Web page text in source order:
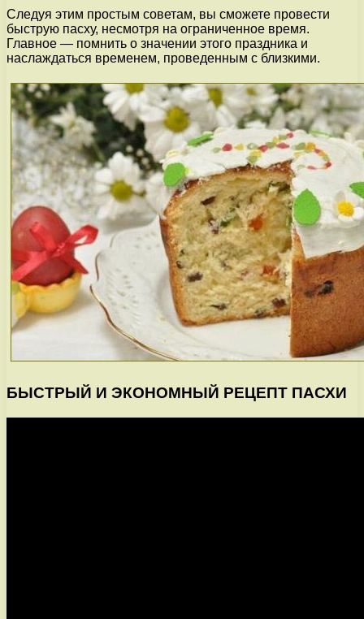
Следуя этим простым советам, вы сможете провести
быструю пасху, несмотря на ограниченное время.
Главное — помнить о значении этого праздника и
наслаждаться временем, проведенным с близкими.
БЫСТРЫЙ И ЭКОНОМНЫЙ РЕЦЕПТ ПАСХИ